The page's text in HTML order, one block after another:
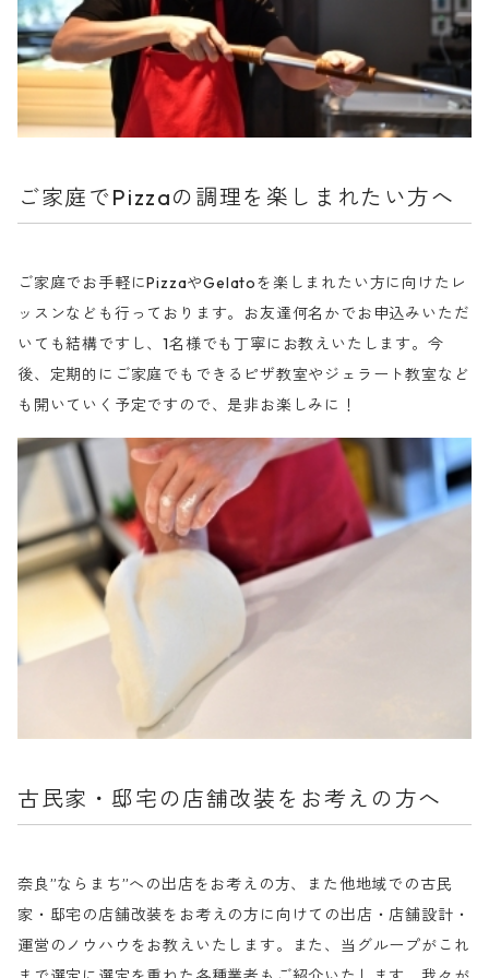
ご家庭でPizzaの調理を楽しまれたい方へ
ご家庭でお手軽にPizzaやGelatoを楽しまれたい方に向けたレ
ッスンなども行っております。お友達何名かでお申込みいただ
いても結構ですし、1名様でも丁寧にお教えいたします。今
後、定期的にご家庭でもできるピザ教室やジェラート教室など
も開いていく予定ですので、是非お楽しみに！
古民家・邸宅の店舗改装をお考えの方へ
奈良”ならまち”への出店をお考えの方、また他地域での古民
家・邸宅の店舗改装をお考えの方に向けての出店・店舗設計・
運営のノウハウをお教えいたします。また、当グループがこれ